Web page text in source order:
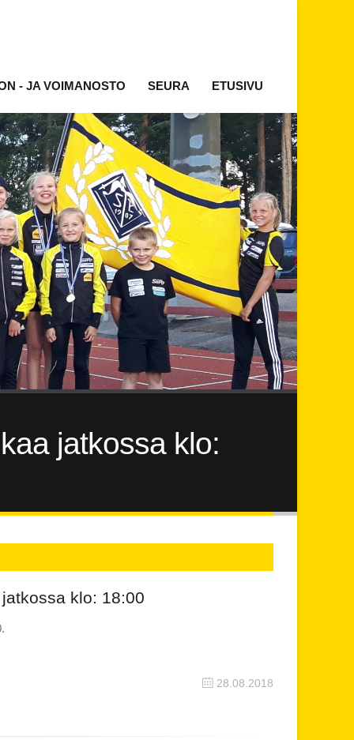
- JA VOIMANOSTO SEURA ETUSIVU
jatkossa klo:
klo: 18:00
28.08.2018